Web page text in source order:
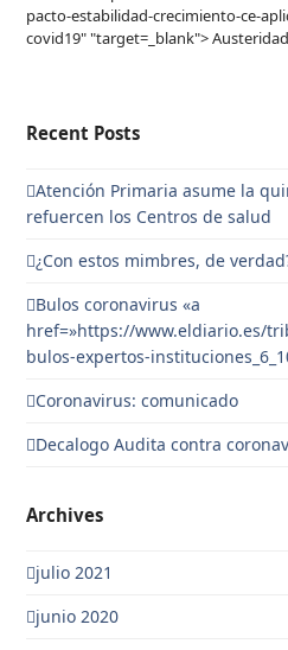
pacto-estabilidad-crecimiento-ce-
covid19" "target=_blank">
Recent Posts
Atención Primaria asume la
refuercen los Centros de salud
¿Con estos mimbres, de
Bulos coronavirus «a
href=»https://www.eldiario.es/
bulos-expertos-
Coronavirus: comunicado
Decalogo Audita contra
Archives
julio 2021
junio 2020